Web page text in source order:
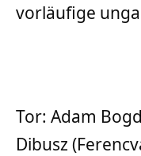
vorläufige
Tor: Adam
Dibusz